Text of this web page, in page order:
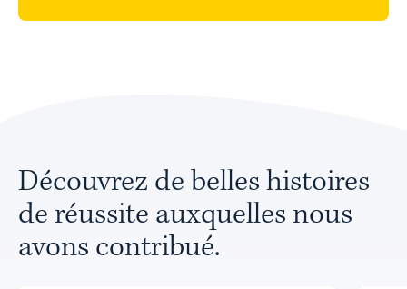
Découvrez de belles histoires
de réussite auxquelles nous
avons contribué.